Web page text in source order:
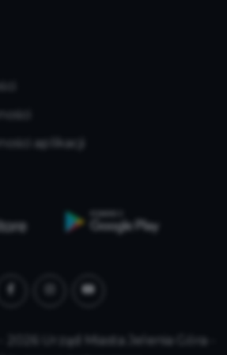
aplikacji
2026 Urząd Miasta Jelenia Góra -